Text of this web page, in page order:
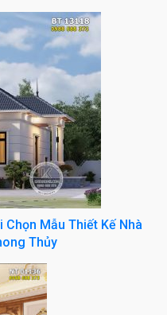
Chọn Mẫu Thiết Kế Nhà
Thủy